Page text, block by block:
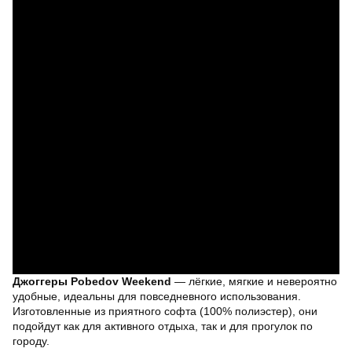
Джоггеры Pobedov Weekend — лёгкие, мягкие и невероятно
удобные, идеальны для повседневного использования.
Изготовленные из приятного софта (100% полиэстер), они
подойдут как для активного отдыха, так и для прогулок по
городу.